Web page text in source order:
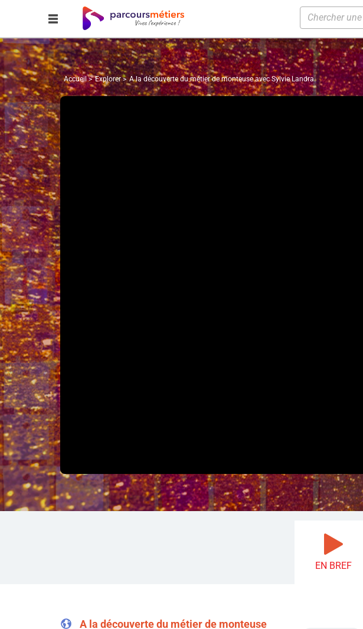
Accueil Explorer A la découverte du métier de monteuse avec Sylvie Landra.
EN BREF
A la découverte du métier de monteuse